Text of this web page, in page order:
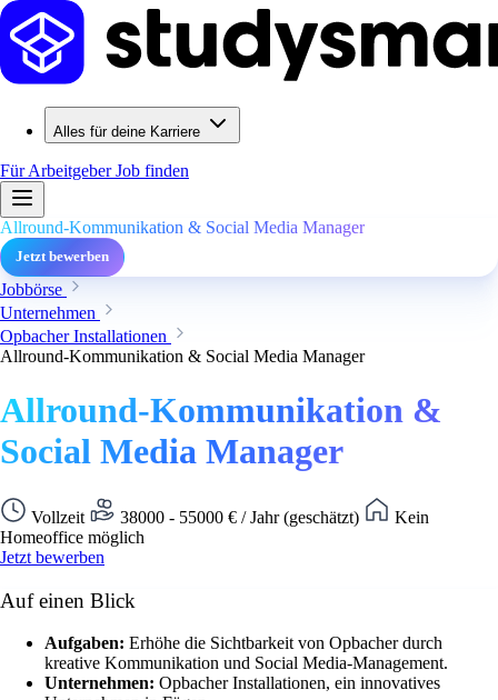
Alles für deine Karriere
Für ArbeitgeberJob finden
Allround-Kommunikation & Social Media Manager
Jetzt bewerben
Jobbörse
Unternehmen
Opbacher Installationen
Allround-Kommunikation & Social Media Manager
Allround-Kommunikation &
Social Media Manager
Vollzeit 38000 - 55000 € / Jahr (geschätzt)
Kein
Homeoffice möglich
Jetzt bewerben
Auf einen Blick
Aufgaben: Erhöhe die Sichtbarkeit von Opbacher durch
kreative Kommunikation und Social Media-Management.
Unternehmen: Opbacher Installationen, ein innovatives